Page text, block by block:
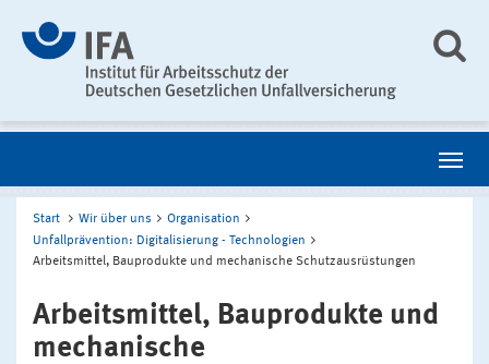
Start Wir über uns
Organisation
Unfallprävention: Digitalisierung - Technologien
Arbeitsmittel, Bauprodukte und mechanische Schutzausrüstungen
Arbeitsmittel, Bauprodukte und
mechanische